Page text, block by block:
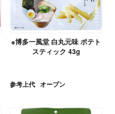
※博多一風堂 白丸元味 ポテト
スティック 43g
参考上代 オープン